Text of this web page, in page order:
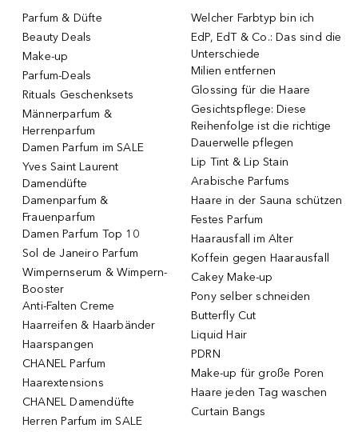
Parfum & Düfte
Beauty Deals
Make-up
Parfum-Deals
Rituals Geschenksets
Männerparfum &
Herrenparfum
Damen Parfum im SALE
Yves Saint Laurent
Damendüfte
Damenparfum &
Frauenparfum
Damen Parfum Top 10
Sol de Janeiro Parfum
Wimpernserum & Wimpern-
Booster
Anti-Falten Creme
Haarreifen & Haarbänder
Haarspangen
CHANEL Parfum
Haarextensions
CHANEL Damendüfte
Herren Parfum im SALE
Welcher Farbtyp bin ich
EdP, EdT & Co.: Das sind die
Unterschiede
Milien entfernen
Glossing für die Haare
Gesichtspflege: Diese
Reihenfolge ist die richtige
Dauerwelle pflegen
Lip Tint & Lip Stain
Arabische Parfums
Haare in der Sauna schützen
Festes Parfum
Haarausfall im Alter
Koffein gegen Haarausfall
Cakey Make-up
Pony selber schneiden
Butterfly Cut
Liquid Hair
PDRN
Make-up für große Poren
Haare jeden Tag waschen
Curtain Bangs